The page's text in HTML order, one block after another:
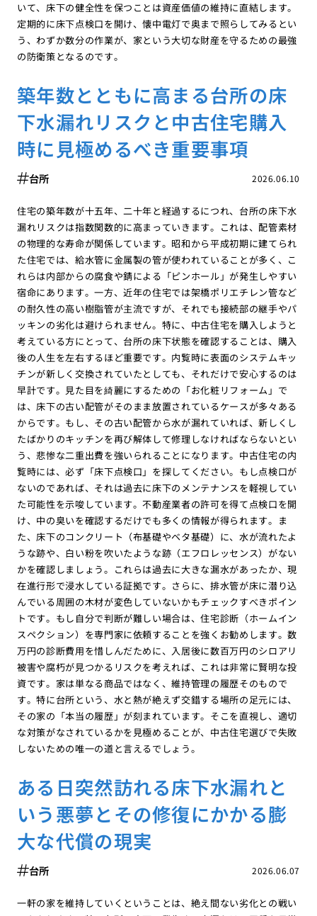
いて、床下の健全性を保つことは資産価値の維持に直結します。
定期的に床下点検口を開け、懐中電灯で奥まで照らしてみるとい
う、わずか数分の作業が、家という大切な財産を守るための最強
の防衛策となるのです。
築年数とともに高まる台所の床
下水漏れリスクと中古住宅購入
時に見極めるべき重要事項
2026.06.10
台所
住宅の築年数が十五年、二十年と経過するにつれ、台所の床下水
漏れリスクは指数関数的に高まっていきます。これは、配管素材
の物理的な寿命が関係しています。昭和から平成初期に建てられ
た住宅では、給水管に金属製の管が使われていることが多く、こ
れらは内部からの腐食や錆による「ピンホール」が発生しやすい
宿命にあります。一方、近年の住宅では架橋ポリエチレン管など
の耐久性の高い樹脂管が主流ですが、それでも接続部の継手やパ
ッキンの劣化は避けられません。特に、中古住宅を購入しようと
考えている方にとって、台所の床下状態を確認することは、購入
後の人生を左右するほど重要です。内覧時に表面のシステムキッ
チンが新しく交換されていたとしても、それだけで安心するのは
早計です。見た目を綺麗にするための「お化粧リフォーム」で
は、床下の古い配管がそのまま放置されているケースが多々ある
からです。もし、その古い配管から水が漏れていれば、新しくし
たばかりのキッチンを再び解体して修理しなければならないとい
う、悲惨な二重出費を強いられることになります。中古住宅の内
覧時には、必ず「床下点検口」を探してください。もし点検口が
ないのであれば、それは過去に床下のメンテナンスを軽視してい
た可能性を示唆しています。不動産業者の許可を得て点検口を開
け、中の臭いを確認するだけでも多くの情報が得られます。ま
た、床下のコンクリート（布基礎やベタ基礎）に、水が流れたよ
うな跡や、白い粉を吹いたような跡（エフロレッセンス）がない
かを確認しましょう。これらは過去に大きな漏水があったか、現
在進行形で浸水している証拠です。さらに、排水管が床に潜り込
んでいる周囲の木材が変色していないかもチェックすべきポイン
トです。もし自分で判断が難しい場合は、住宅診断（ホームイン
スペクション）を専門家に依頼することを強くお勧めします。数
万円の診断費用を惜しんだために、入居後に数百万円のシロアリ
被害や腐朽が見つかるリスクを考えれば、これは非常に賢明な投
資です。家は単なる商品ではなく、維持管理の履歴そのもので
す。特に台所という、水と熱が絶えず交錯する場所の足元には、
その家の「本当の履歴」が刻まれています。そこを直視し、適切
な対策がなされているかを見極めることが、中古住宅選びで失敗
しないための唯一の道と言えるでしょう。
ある日突然訪れる床下水漏れと
いう悪夢とその修復にかかる膨
大な代償の現実
2026.06.07
台所
一軒の家を維持していくということは、絶え間ない劣化との戦い